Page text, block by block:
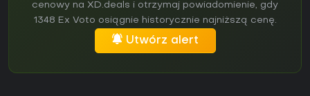
cenowy na XD.deals i otrzymaj powiadomienie, gdy
1348 Ex Voto osiągnie historycznie najniższą cenę.
Utwórz alert